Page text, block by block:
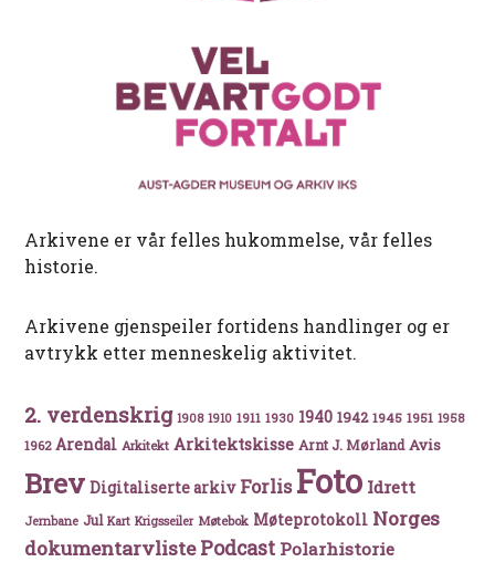
Arkivene er vår felles hukommelse, vår felles
historie.
Arkivene gjenspeiler fortidens handlinger og er
avtrykk etter menneskelig aktivitet.
2. verdenskrig 1908 1910 1911 1930 1940 1942 1945 1951 1958
1962 Arendal Arkitekt Arkitektskisse Arnt J. Mørland Avis
Brev Digitaliserte arkiv Forlis Foto Idrett
Jernbane Jul Kart Krigsseiler Møtebok Møteprotokoll Norges
dokumentarvlistePodcast Polarhistorie